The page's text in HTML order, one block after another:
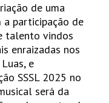
de uma
participação de
talento vindos
enraizadas nos
e
SSSL 2025 no
será da